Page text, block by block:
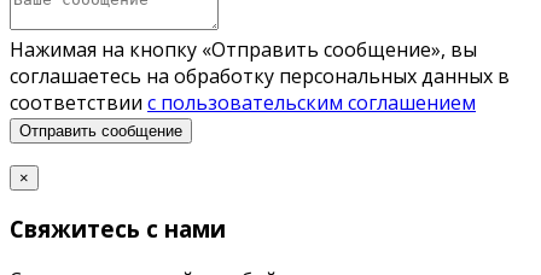
Нажимая на кнопку «Отправить сообщение», вы
соглашаетесь на обработку персональных данных в
соответствии с пользовательским соглашением
Отправить сообщение
×
Свяжитесь с нами